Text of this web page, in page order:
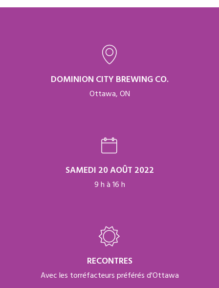
DOMINION CITY BREWING CO.
Ottawa, ON
SAMEDI 20 AOÛT 2022
9 h à 16 h
RECONTRES
Avec les torréfacteurs préférés d'Ottawa